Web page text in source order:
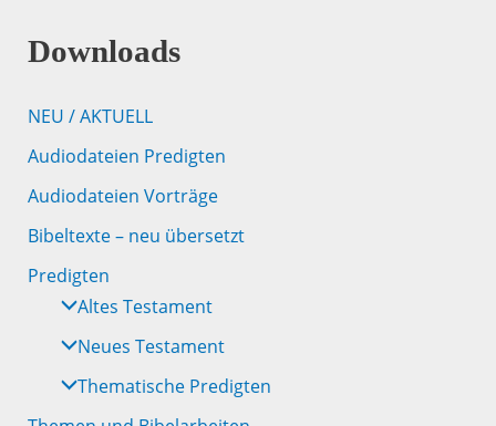
Downloads
NEU / AKTUELL
Audiodateien Predigten
Audiodateien Vorträge
Bibeltexte – neu übersetzt
Predigten
Altes Testament
Neues Testament
Thematische Predigten